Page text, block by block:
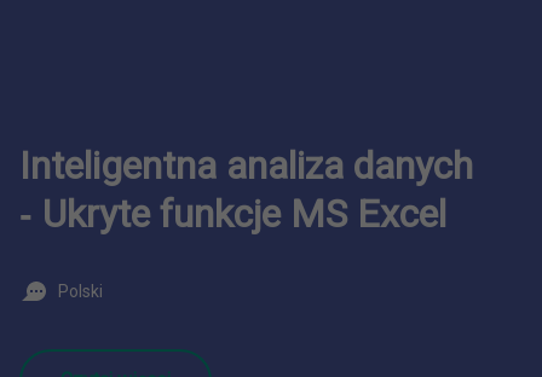
Inteligentna analiza danych
‑ Ukryte funkcje MS Excel
Polski